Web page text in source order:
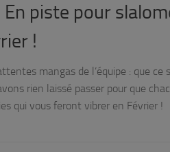
piste pour
!
mangas de l’équipe : que ce
rien laissé passer pour que
qui vous feront vibrer en Février !